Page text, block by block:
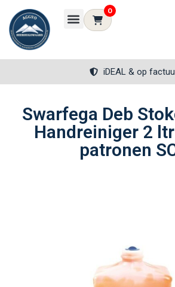
0
iDEAL & op
Swarfega Deb
Handreiniger 2
patronen